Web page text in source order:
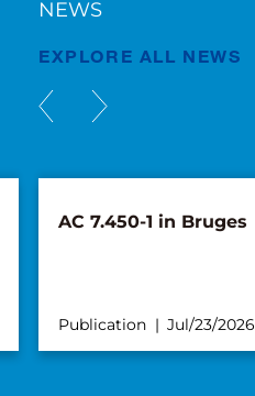
NEWS
EXPLORE ALL NEWS
AC 7.450-1 in Bruges
Publication Jul/23/2026